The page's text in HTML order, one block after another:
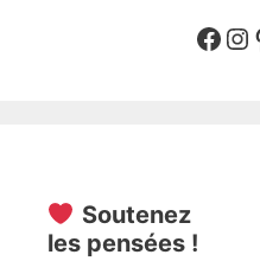
Suivre
Soutenez
les pensées !